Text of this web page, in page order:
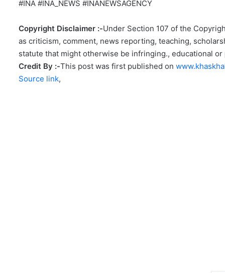
#INA #INA_NEWS #INANEWSAGENCY
Copyright Disclaimer :-Under Section 107 of the
as criticism, comment, news reporting, teaching,
statute that might otherwise be infringing., educational
Credit By :-This post was first published on
Source link,